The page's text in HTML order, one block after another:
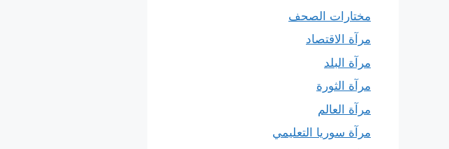
مختارات الصحف
مرآة الاقتصاد
مرآة البلد
مرآة الثورة
مرآة العالم
مرآة سوريا التعليمي